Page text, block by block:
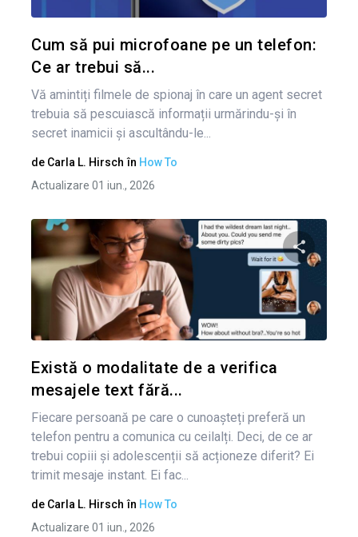
Cum să pui microfoane pe un telefon:
Ce ar trebui să...
Vă amintiți filmele de spionaj în care un agent secret
trebuia să pescuiască informații urmărindu-și în
secret inamicii și ascultându-le...
de Carla L. Hirsch în How To
Actualizare 01 iun., 2026
Condividi
Există o modalitate de a verifica
mesajele text fără...
Fiecare persoană pe care o cunoașteți preferă un
telefon pentru a comunica cu ceilalți. Deci, de ce ar
trebui copiii și adolescenții să acționeze diferit? Ei
trimit mesaje instant. Ei fac...
de Carla L. Hirsch în How To
Actualizare 01 iun., 2026